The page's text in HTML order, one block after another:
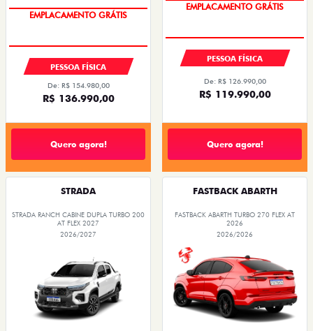
OPORTUNIDADE
PESSOA FÍSICA
De: R$ 154.980,00
R$ 136.990,00
Quero agora!
OPORTUNIDADE
PESSOA FÍSICA
De: R$ 126.990,00
R$ 119.990,00
Quero agora!
STRADA
STRADA RANCH CABINE DUPLA TURBO 200
AT FLEX 2027
2026/2027
FASTBACK ABARTH
FASTBACK ABARTH TURBO 270 FLEX AT
2026
2026/2026